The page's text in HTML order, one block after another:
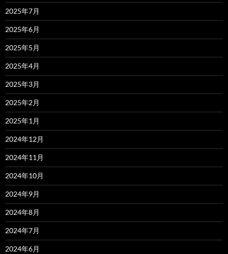
2025年7月
2025年6月
2025年5月
2025年4月
2025年3月
2025年2月
2025年1月
2024年12月
2024年11月
2024年10月
2024年9月
2024年8月
2024年7月
2024年6月